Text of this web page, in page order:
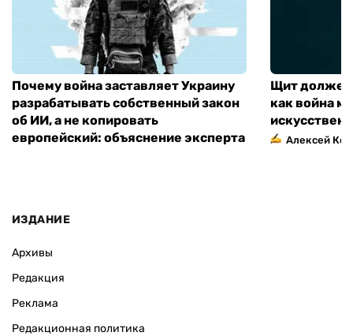
Почему война заставляет Украину
разрабатывать собственный закон
об ИИ, а не копировать
европейский: объяснение эксперта
Щит должен
как война
Алексей
ИЗДАНИЕ
Архивы
Редакция
Реклама
Редакционная политика